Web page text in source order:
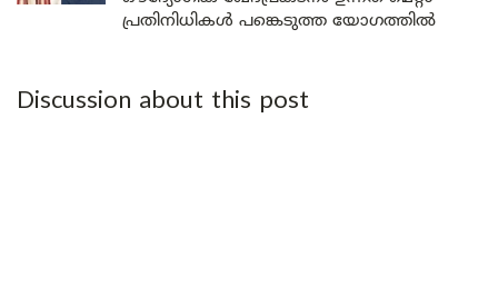
പ്രതിനിധികൾ പങ്കെടുത്ത യോഗത്തിൽ
Discussion about this post